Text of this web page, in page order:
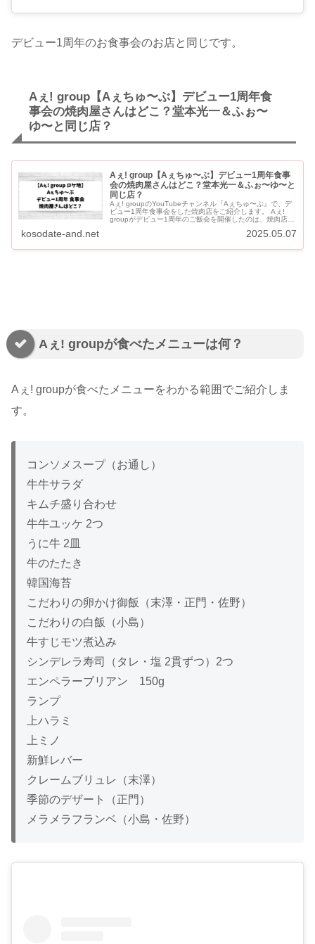
デビュー1周年のお食事会のお店と同じです。
Aぇ! group【Aぇちゅ〜ぶ】デビュー1周年食
事会の焼肉屋さんはどこ？堂本光一＆ふぉ〜
ゆ〜と同じ店？
Aぇ! group【Aぇちゅ〜ぶ】デビュー1周年食事
会の焼肉屋さんはどこ？堂本光一＆ふぉ〜ゆ〜と
同じ店？
Aぇ! groupのYouTubeチャンネル『Aぇちゅ〜ぶ』で、デ
ビュー1周年食事会をした焼肉店をご紹介します。 Aぇ!
groupがデビュー1周年のご飯会を開催したのは、焼肉店
kosodate-and.net 2025.05.07
Aぇ! groupが食べたメニューは何？
Aぇ! groupが食べたメニューをわかる範囲でご紹介しま
す。
コンソメスープ（お通し）
牛牛サラダ
キムチ盛り合わせ
牛牛ユッケ 2つ
うに牛 2皿
牛のたたき
韓国海苔
こだわりの卵かけ御飯（末澤・正門・佐野）
こだわりの白飯（小島）
牛すじモツ煮込み
シンデレラ寿司（タレ・塩 2貫ずつ）2つ
エンペラーブリアン 150g
ランプ
上ハラミ
上ミノ
新鮮レバー
クレームブリュレ（末澤）
季節のデザート（正門）
メラメラフランベ（小島・佐野）